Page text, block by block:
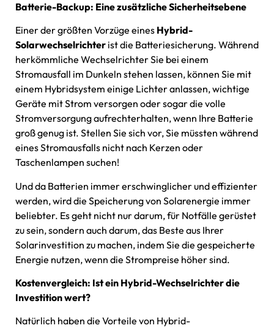
Batterie-Backup: Eine zusätzliche Sicherheitsebene
Einer der größten Vorzüge eines Hybrid-
Solarwechselrichter ist die Batteriesicherung. Während
herkömmliche Wechselrichter Sie bei einem
Stromausfall im Dunkeln stehen lassen, können Sie mit
einem Hybridsystem einige Lichter anlassen, wichtige
Geräte mit Strom versorgen oder sogar die volle
Stromversorgung aufrechterhalten, wenn Ihre Batterie
groß genug ist. Stellen Sie sich vor, Sie müssten während
eines Stromausfalls nicht nach Kerzen oder
Taschenlampen suchen!
Und da Batterien immer erschwinglicher und effizienter
werden, wird die Speicherung von Solarenergie immer
beliebter. Es geht nicht nur darum, für Notfälle gerüstet
zu sein, sondern auch darum, das Beste aus Ihrer
Solarinvestition zu machen, indem Sie die gespeicherte
Energie nutzen, wenn die Strompreise höher sind.
Kostenvergleich: Ist ein Hybrid-Wechselrichter die
Investition wert?
Natürlich haben die Vorteile von Hybrid-